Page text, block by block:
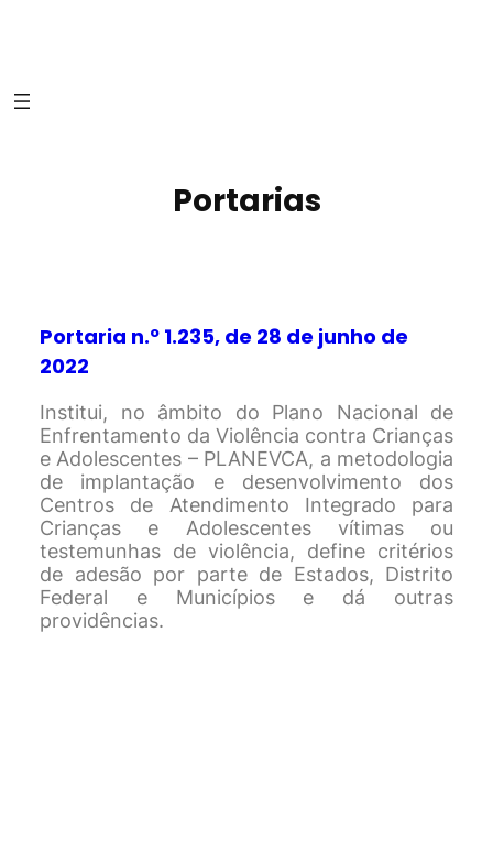
Portarias
Portaria n.º 1.235, de 28 de junho de
2022
Institui, no âmbito do Plano Nacional de
Enfrentamento da Violência contra Crianças
e Adolescentes – PLANEVCA, a metodologia
de implantação e desenvolvimento dos
Centros de Atendimento Integrado para
Crianças e Adolescentes vítimas ou
testemunhas de violência, define critérios
de adesão por parte de Estados, Distrito
Federal e Municípios e dá outras
providências.